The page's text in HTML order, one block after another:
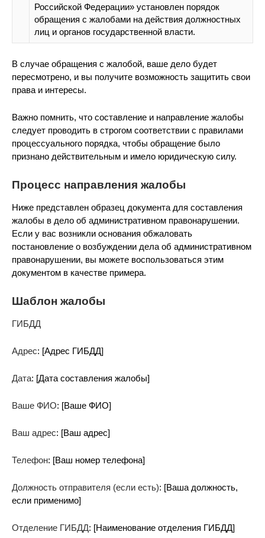
Российской Федерации» установлен порядок
обращения с жалобами на действия должностных
лиц и органов государственной власти.
В случае обращения с жалобой, ваше дело будет
пересмотрено, и вы получите возможность защитить свои
права и интересы.
Важно помнить, что составление и направление жалобы
следует проводить в строгом соответствии с правилами
процессуального порядка, чтобы обращение было
признано действительным и имело юридическую силу.
Процесс направления жалобы
Ниже представлен образец документа для составления
жалобы в дело об административном правонарушении.
Если у вас возникли основания обжаловать
постановление о возбуждении дела об административном
правонарушении, вы можете воспользоваться этим
документом в качестве примера.
Шаблон жалобы
ГИБДД
Адрес: [Адрес ГИБДД]
Дата: [Дата составления жалобы]
Ваше ФИО: [Ваше ФИО]
Ваш адрес: [Ваш адрес]
Телефон: [Ваш номер телефона]
Должность отправителя (если есть): [Ваша должность,
если применимо]
Отделение ГИБДД: [Наименование отделения ГИБДД]